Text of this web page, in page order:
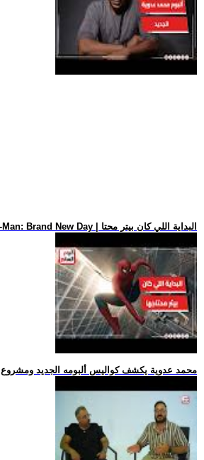
.. فيلم Spider-Man: Brand New Day | البداية اللي كان بيتر محتا
.. محمد عدوية يكشف كواليس ألبومه الجديد